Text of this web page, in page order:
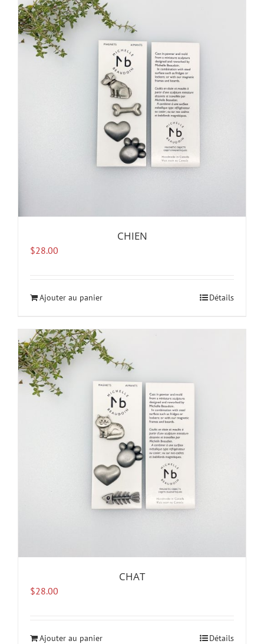
CHIEN
$28.00
Ajouter au panier Détails
CHAT
$28.00
Ajouter au panier Détails